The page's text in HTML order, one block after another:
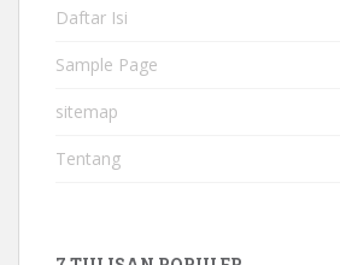
Daftar Isi
Sample Page
sitemap
Tentang